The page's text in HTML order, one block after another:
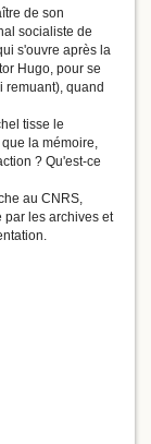
de son
socialiste de
s'ouvre après la
Hugo, pour se
remuant), quand
tisse le
la mémoire,
? Qu'est-ce
au CNRS,
les archives et